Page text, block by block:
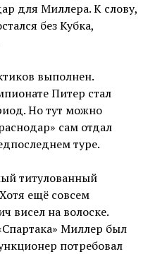
для Миллера. К слову,
без Кубка,
выполнен.
Питер стал
Но тут можно
сам отдал
туре.
титулованный
ещё совсем
висел на волоске.
Миллер был
потребовал